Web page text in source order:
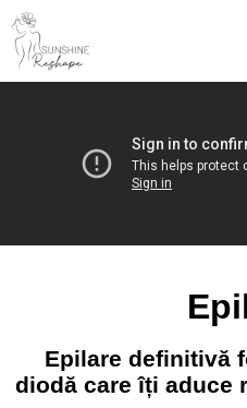
Epilare definitivă
diodă care îți aduce